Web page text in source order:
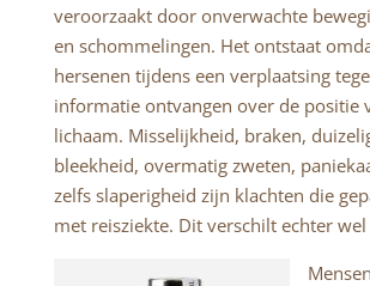
veroorzaakt door onverwachte
en schommelingen. Het ontstaat
hersenen tijdens een verplaatsing
informatie ontvangen over de positie
lichaam. Misselijkheid, braken,
bleekheid, overmatig zweten,
zelfs slaperigheid zijn klachten die
met reisziekte. Dit verschilt echter